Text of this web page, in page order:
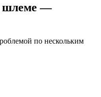
шлеме —
по нескольким